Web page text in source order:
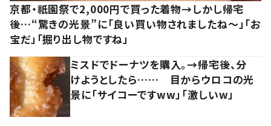
京都・祇園祭で2,000円で買った着物→しかし帰宅
後…“驚きの光景”に「良い買い物されましたね～」「お
宝だ」「掘り出し物ですね」
ミスドでドーナツを購入。→帰宅後、分
けようとしたら…… 目からウロコの光
景に「サイコーですww」「激しいw」